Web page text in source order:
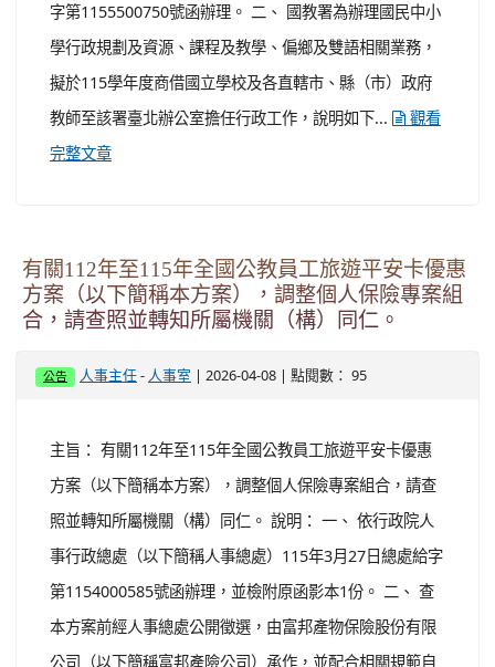
字第1155500750號函辦理。 二、 國教署為辦理國民中小
學行政規劃及資源、課程及教學、偏鄉及雙語相關業務，
擬於115學年度商借國立學校及各直轄市、縣（市）政府
教師至該署臺北辦公室擔任行政工作，說明如下...
觀看
完整文章
有關112年至115年全國公教員工旅遊平安卡優惠
方案（以下簡稱本方案），調整個人保險專案組
合，請查照並轉知所屬機關（構）同仁。
公告 人事主任 - 人事室 | 2026-04-08 | 點閱數： 95
主旨： 有關112年至115年全國公教員工旅遊平安卡優惠
方案（以下簡稱本方案），調整個人保險專案組合，請查
照並轉知所屬機關（構）同仁。 說明： 一、 依行政院人
事行政總處（以下簡稱人事總處）115年3月27日總處給字
第1154000585號函辦理，並檢附原函影本1份。 二、 查
本方案前經人事總處公開徵選，由富邦產物保險股份有限
公司（以下簡稱富邦產險公司）承作，並配合相關規範自